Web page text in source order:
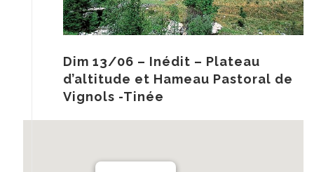
Dim 13/06 – Inédit – Plateau
d’altitude et Hameau Pastoral de
Vignols -Tinée